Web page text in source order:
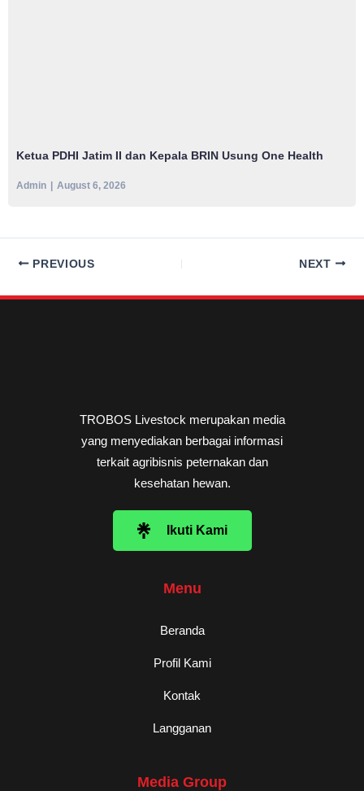
Ketua PDHI Jatim II dan Kepala BRIN Usung One Health
Admin August 6, 2026
PREVIOUS NEXT
TROBOS Livestock merupakan media
yang menyediakan berbagai informasi
terkait agribisnis peternakan dan
kesehatan hewan.
Ikuti Kami
Menu
Beranda
Profil Kami
Kontak
Langganan
Media Group